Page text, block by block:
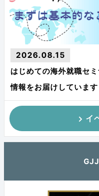
2026.08.15
はじめての海外就職セ
情報をお届けしています
イ